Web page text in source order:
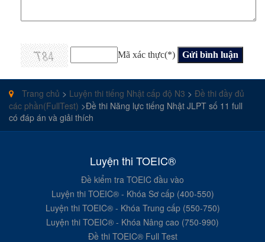
Mã xác thực(*)
Trang chủ > Luyện thi tiếng Nhật cấp độ N3 > Đề thi đầy đủ
các phần(FullTest) >Đề thi Năng lực tiếng Nhật JLPT số 11 full
có đáp án và giải thích
Luyện thi TOEIC®
Đề kiểm tra TOEIC đầu vào
Luyện thi TOEIC® - Khóa Sơ cấp (400-550)
Luyện thi TOEIC® - Khóa Trung cấp (550-750)
Luyện thi TOEIC® - Khóa Nâng cao (750-990)
Đề thi TOEIC® Full Test